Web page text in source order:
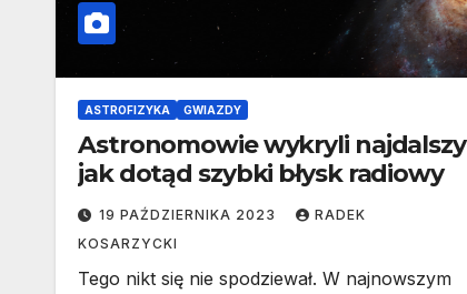
ASTROFIZYKA GWIAZDY
Astronomowie wykryli najdalszy
jak dotąd szybki błysk radiowy
19 PAŹDZIERNIKA 2023
RADEK
KOSARZYCKI
Tego nikt się nie spodziewał. W najnowszym